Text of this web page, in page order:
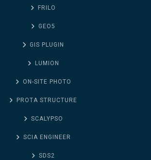
FRILO
GEO5
GIS PLUGIN
LUMION
ON-SITE PHOTO
PROTA STRUCTURE
SCALYPSO
SCIA ENGINEER
SDS2